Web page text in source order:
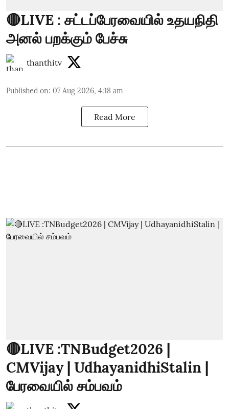
🔴LIVE : சட்டப்பேரவையில் உதயநிதி
அனல் பறக்கும் பேச்சு
thanthitv
Published on: 07 Aug 2026, 4:18 am
Read More
🔴LIVE :TNBudget2026 |
CMVijay | UdhayanidhiStalin |
பேரவையில் சம்பவம்